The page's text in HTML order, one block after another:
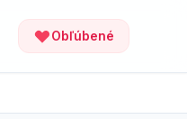
Obľúbené